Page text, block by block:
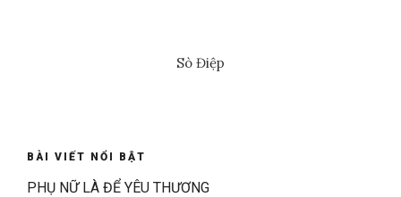
Sò Điệp
BÀI VIẾT NỔI BẬT
PHỤ NỮ LÀ ĐỂ YÊU THƯƠNG